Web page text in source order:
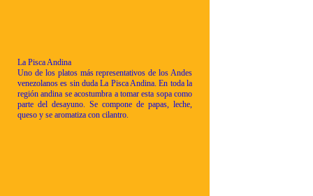
La Pisca Andina
Uno de los platos más representativos de los Andes
venezolanos es sin duda La Pisca Andina. En toda la
región andina se acostumbra a tomar esta sopa como
parte del desayuno. Se compone de papas, leche,
queso y se aromatiza con cilantro.